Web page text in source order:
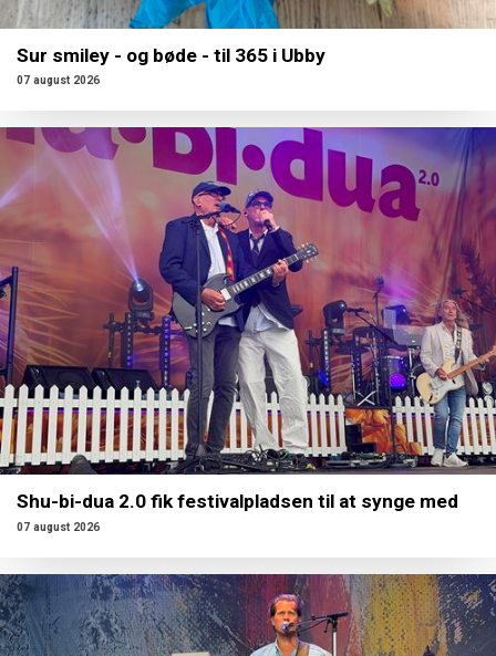
Sur smiley - og bøde - til 365 i Ubby
07 august 2026
Shu-bi-dua 2.0 fik festivalpladsen til at synge med
07 august 2026